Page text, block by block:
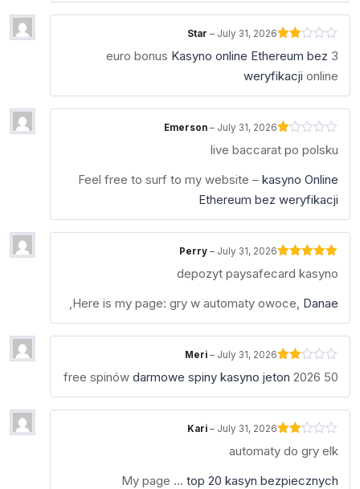
2
out
of 5
Star– July 31, 2026
3 euro bonus
Kasyno online Ethereum bez
weryfikacji online
1
of
5
Emerson– July 31, 2026
live baccarat po polsku
Feel free to surf to my website – kasyno Online
Ethereum bez weryfikacji
of 5
Perry– July 31, 2026
depozyt paysafecard kasyno
Here is my page: gry w automaty owoce, Danae
2
Meri– July 31, 2026
50 free spinów
darmowe spiny kasyno jeton 2026
2
of 5
Kari– July 31, 2026
automaty do gry elk
My page … top 20 kasyn bezpiecznych